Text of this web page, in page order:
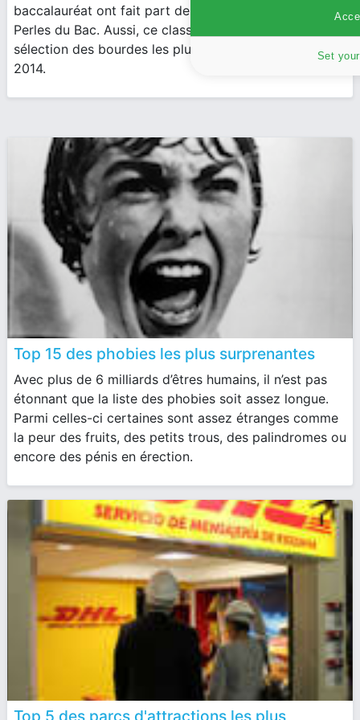
baccalauréat ont fait part de leurs trouvailles au site
Perles du Bac. Aussi, ce classement vous propose une
sélection des bourdes les plus drôles de la session
2014.
Top 15 des phobies les plus surprenantes
Avec plus de 6 milliards d’êtres humains, il n’est pas
étonnant que la liste des phobies soit assez longue.
Parmi celles-ci certaines sont assez étranges comme
la peur des fruits, des petits trous, des palindromes ou
encore des pénis en érection.
Top 5 des parcs d'attractions les plus
Set